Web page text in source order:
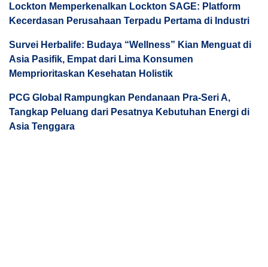
Lockton Memperkenalkan Lockton SAGE: Platform
Kecerdasan Perusahaan Terpadu Pertama di Industri
Survei Herbalife: Budaya “Wellness” Kian Menguat di
Asia Pasifik, Empat dari Lima Konsumen
Memprioritaskan Kesehatan Holistik
PCG Global Rampungkan Pendanaan Pra-Seri A,
Tangkap Peluang dari Pesatnya Kebutuhan Energi di
Asia Tenggara